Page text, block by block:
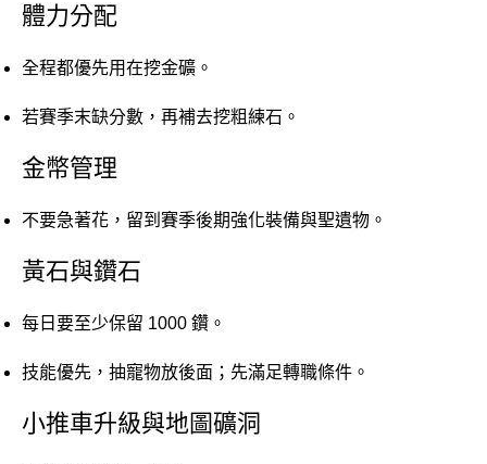
體力分配
全程都優先用在挖金礦。
若賽季末缺分數，再補去挖粗練石。
金幣管理
不要急著花，留到賽季後期強化裝備與聖遺物。
黃石與鑽石
每日要至少保留 1000 鑽。
技能優先，抽寵物放後面；先滿足轉職條件。
小推車升級與地圖礦洞